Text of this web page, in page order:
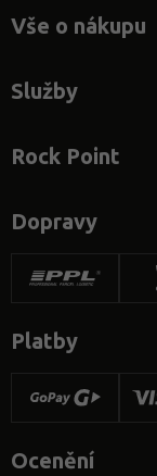
Vše o nákupu
Služby
Rock Point
Dopravy
Platby
Ocenění